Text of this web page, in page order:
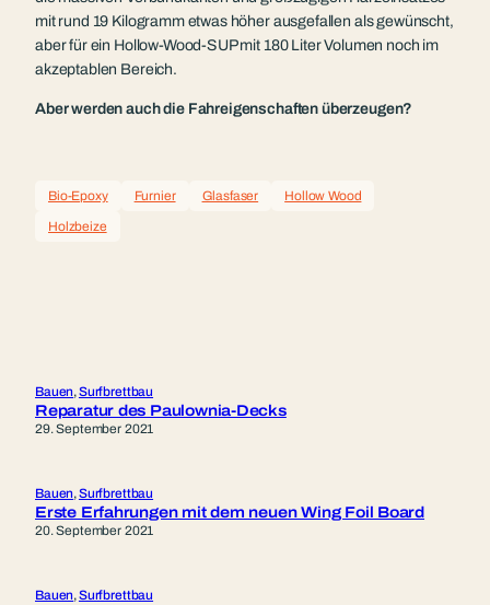
mit rund 19 Kilogramm etwas höher ausgefallen als gewünscht,
aber für ein Hollow-Wood-SUP mit 180 Liter Volumen noch im
akzeptablen Bereich.
Aber werden auch die Fahreigenschaften überzeugen?
Bio-Epoxy Furnier Glasfaser
Hollow Wood
Holzbeize
Bauen, Surfbrettbau
Reparatur des Paulownia-Decks
29. September 2021
Bauen, Surfbrettbau
Erste Erfahrungen mit dem neuen Wing Foil Board
20. September 2021
Bauen, Surfbrettbau